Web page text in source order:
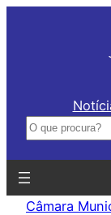
Pesquisar
Câmara